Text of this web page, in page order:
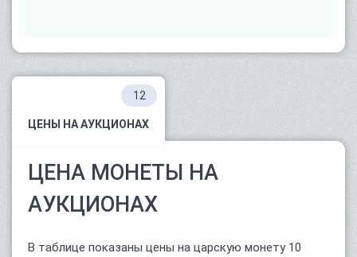
ЦЕНЫ НА АУКЦИОНАХ
12
ЦЕНА МОНЕТЫ НА
АУКЦИОНАХ
В таблице показаны цены на царскую монету 10